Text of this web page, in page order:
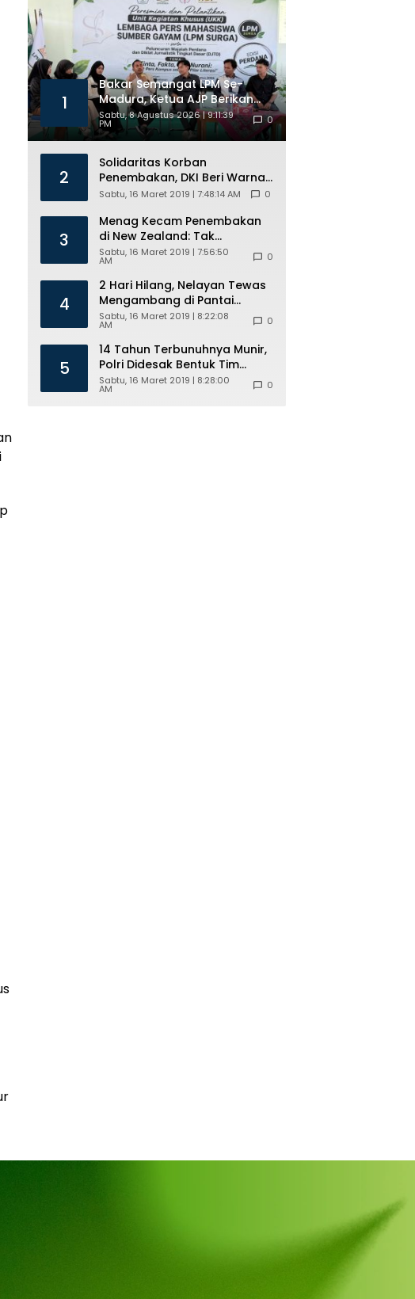
1
Bakar Semangat LPM Se-
Madura, Ketua AJP Berikan
Materi Jurnalistik dan Kelas
Mental
Sabtu, 8 Agustus 2026 | 9:11:39
PM 0
2
Solidaritas Korban
Penembakan, DKI Beri Warna
Bendera New Zealand di JPO
Sabtu, 16 Maret 2019 | 7:48:14 AM 0
3
Menag Kecam Penembakan
di New Zealand: Tak
Berperikemanusiaan!
Sabtu, 16 Maret 2019 | 7:56:50
AM 0
4
2 Hari Hilang, Nelayan Tewas
Mengambang di Pantai
Cipalawah Garut
Sabtu, 16 Maret 2019 | 8:22:08
AM 0
5
14 Tahun Terbunuhnya Munir,
Polri Didesak Bentuk Tim
Khusus
Sabtu, 16 Maret 2019 | 8:28:00
AM 0